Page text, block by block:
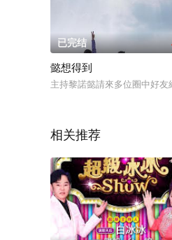
已完结
懿想得到
主持黎諾懿請來多位圈中好
相关推荐